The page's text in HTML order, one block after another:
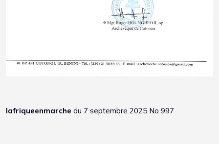
lafriqueenmarche du 7 septembre 2025 No 997